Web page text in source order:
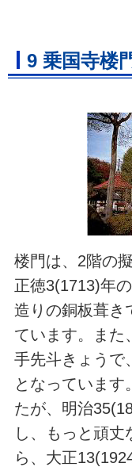
9 乗国寺楼
楼門は、2階の
正徳3(1713)年
造りの銅板葺き
ています。また
手先斗きょうで
となっています
たが、明治
し、もっと頑
ら、大正